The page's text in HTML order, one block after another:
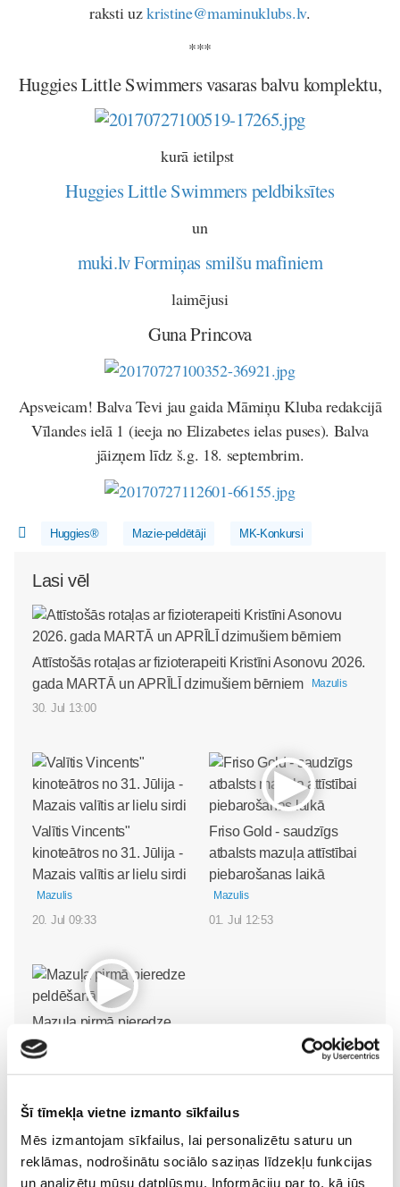
Šī tīmekļa vietne izmanto sīkfailus
Mēs izmantojam sīkfailus, lai personalizētu saturu un
reklāmas, nodrošinātu sociālo saziņas līdzekļu funkcijas
un analizētu mūsu datplūsmu. Informāciju par to, kā jūs
raksti uzkristine@maminuklubs.lv.
***
Huggies Little Swimmers vasaras balvu komplektu,
kurā ietilpst
Huggies Little Swimmers peldbiksītes
un
muki.lv Formiņas smilšu mafiniem
laimējusi
Guna Princova
Apsveicam! Balva Tevi jau gaida Māmiņu Kluba redakcijā
Vīlandes ielā 1 (ieeja no Elizabetes ielas puses). Balva
jāizņem līdz š.g. 18. septembrim.
Huggies® Mazie-peldētāji MK-Konkursi
Lasi vēl
Attīstošās rotaļas ar fizioterapeiti Kristīni Asonovu 2026.
gada MARTĀ un APRĪLĪ dzimušiem bērniem
Mazulis
30. Jul 13:00
Valītis Vincents"
kinoteātros no 31. Jūlija -
Mazais valītis ar lielu sirdi
Mazulis
20. Jul 09:33
Friso Gold - saudzīgs
atbalsts mazuļa attīstībai
piebarošanas laikā
Mazulis
01. Jul 12:53
Mazuļa pirmā pieredze
peldēšanā